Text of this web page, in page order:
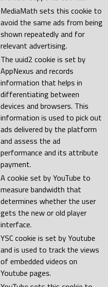
MediaMath sets this cookie to
avoid the same ads from being
shown repeatedly and for
relevant advertising.
The uuid2 cookie is set by
AppNexus and records
information that helps in
differentiating between
devices and browsers. This
information is used to pick out
ads delivered by the platform
and assess the ad
performance and its attribute
payment.
A cookie set by YouTube to
measure bandwidth that
determines whether the user
gets the new or old player
interface.
YSC cookie is set by Youtube
and is used to track the views
of embedded videos on
Youtube pages.